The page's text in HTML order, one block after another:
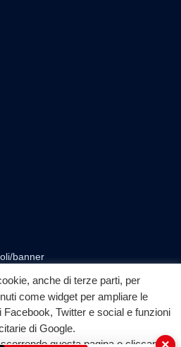
banner
◎ ▶
YouTube
anche di terze parti, per
come widget per ampliare le
Twitter e social e funzioni
di Google.
questa pagina o cliccando